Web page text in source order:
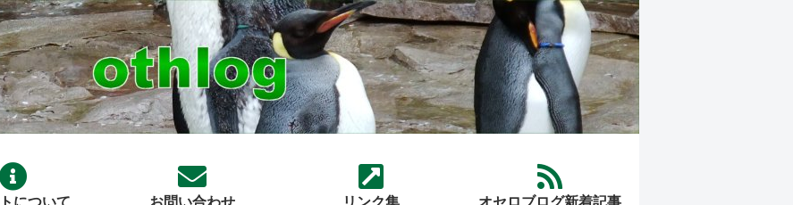
について お問い合わせ リンク集 オセロブログ新着記事